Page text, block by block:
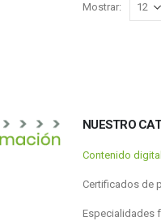
Mostrar:
NUESTRO
Contenido
Certificados de
Especialidades